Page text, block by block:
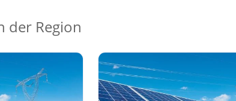
der Region